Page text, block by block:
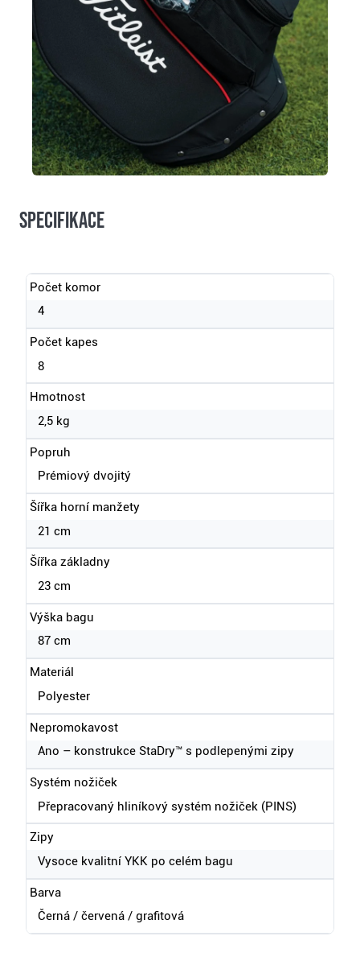
Specifikace
Počet komor
4
Počet kapes
8
Hmotnost
2,5 kg
Popruh
Prémiový dvojitý
Šířka horní manžety
21 cm
Šířka základny
23 cm
Výška bagu
87 cm
Materiál
Polyester
Nepromokavost
Ano – konstrukce StaDry™ s podlepenými zipy
Systém nožiček
Přepracovaný hliníkový systém nožiček (PINS)
Zipy
Vysoce kvalitní YKK po celém bagu
Barva
Černá / červená / grafitová